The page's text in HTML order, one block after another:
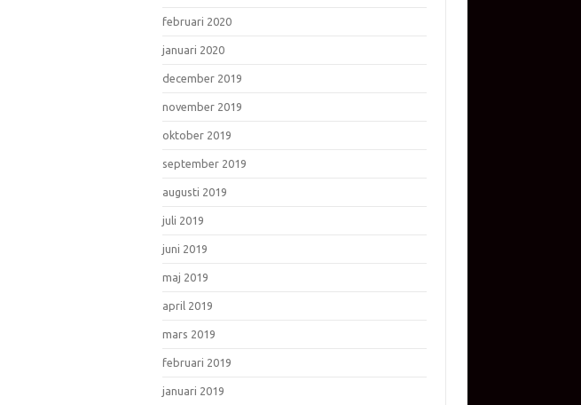
februari 2020
januari 2020
december 2019
november 2019
oktober 2019
september 2019
augusti 2019
juli 2019
juni 2019
maj 2019
april 2019
mars 2019
februari 2019
januari 2019